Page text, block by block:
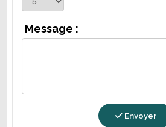
Message :
Envoyer